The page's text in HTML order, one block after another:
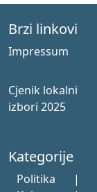
Brzi linkovi
Impressum
Cjenik lokalni
izbori 2025
Kategorije
Politika |